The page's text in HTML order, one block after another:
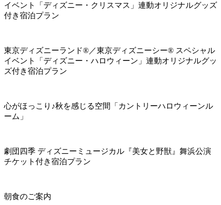
イベント「ディズニー・クリスマス」連動オリジナルグッズ
付き宿泊プラン
東京ディズニーランド®／東京ディズニーシー® スペシャル
イベント「ディズニー・ハロウィーン」連動オリジナルグッ
ズ付き宿泊プラン
心がほっこり♪秋を感じる空間「カントリーハロウィーンル
ーム」
劇団四季 ディズニーミュージカル『美女と野獣』舞浜公演
チケット付き宿泊プラン
朝食のご案内